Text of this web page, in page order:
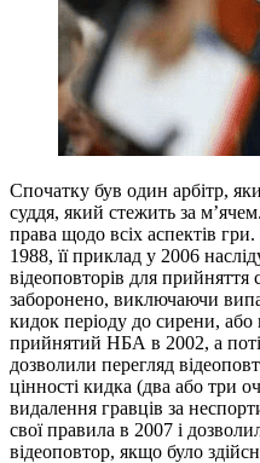
Спочатку був один арбітр,
суддя, який стежить за
права щодо всіх аспектів
1988, її приклад у 2006
відеоповторів для
заборонено, виключаючи
кидок періоду до сирени,
прийнятий НБА в 2002, а
дозволили перегляд
цінності кидка (два або три
видалення гравців за
свої правила в 2007 і
відеоповтор, якщо було